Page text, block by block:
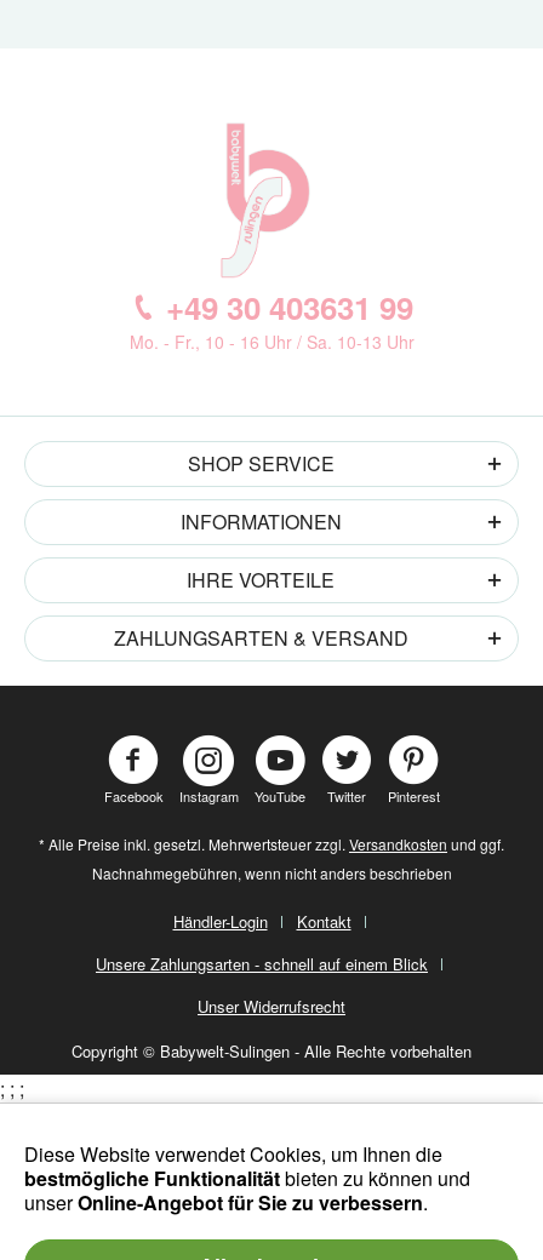
+49 30 403631 99
Mo. - Fr., 10 - 16 Uhr / Sa. 10-13 Uhr
SHOP SERVICE
INFORMATIONEN
IHRE VORTEILE
ZAHLUNGSARTEN & VERSAND
Facebook Instagram YouTube Twitter Pinterest
* Alle Preise inkl. gesetzl. Mehrwertsteuer zzgl. Versandkosten und ggf.
Nachnahmegebühren, wenn nicht anders beschrieben
Händler-Login
Kontakt
Unsere Zahlungsarten - schnell auf einem Blick
Unser Widerrufsrecht
Copyright © Babywelt-Sulingen - Alle Rechte vorbehalten
Diese Website verwendet Cookies, um Ihnen die
bestmögliche Funktionalitätbieten zu können und
unserOnline-Angebot für Sie zu verbessern.
; ; ;